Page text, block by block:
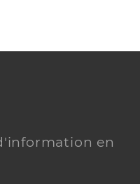
en